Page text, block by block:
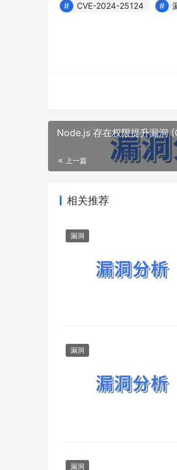
CVE-2024-25124
Node.js 存在权限提升漏洞
上一篇
相关推荐
漏洞
漏洞
漏洞